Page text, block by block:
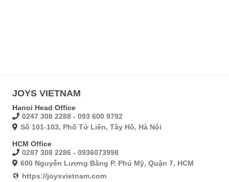
JOYS VIETNAM
Hanoi Head Office
0247 308 2288 - 093 600 9792
Số 101-103, Phố Tứ Liên, Tây Hồ, Hà Nội
HCM Office
0287 308 2286 - 0936073998
600 Nguyễn Lương Bằng P. Phú Mỹ, Quận 7, HCM
https://joysvietnam.com